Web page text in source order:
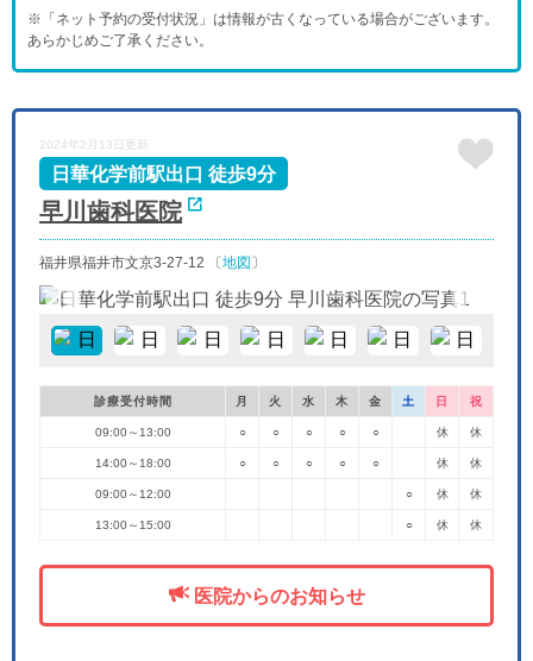
休 休
土
9/19
日
9/20
月
9/21
9/22
9/23
9/24
9/25
9/26
9/27
休
※「ネット予約の受付状況」は情報が古くなっている場合がございます。
あらかじめご了承ください。
2024年2月13日更新
早川歯科医院
日華化学前駅出口 徒歩9分
福井県福井市文京3-27-12 〔地図〕
診療受付時間 月 火 水 木 金 土 日 祝
09:00～13:00 ○ ○ ○ ○ ○ 休 休
14:00～18:00 ○ ○ ○ ○ ○ 休 休
09:00～12:00 ○ 休 休
13:00～15:00 ○ 休 休
医院からのお知らせ